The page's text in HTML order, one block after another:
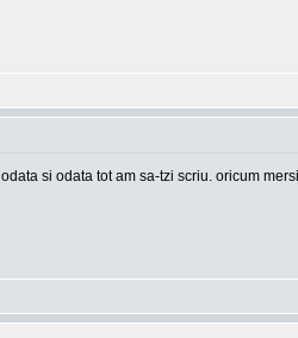
odata si odata tot am sa-tzi scriu. oricum